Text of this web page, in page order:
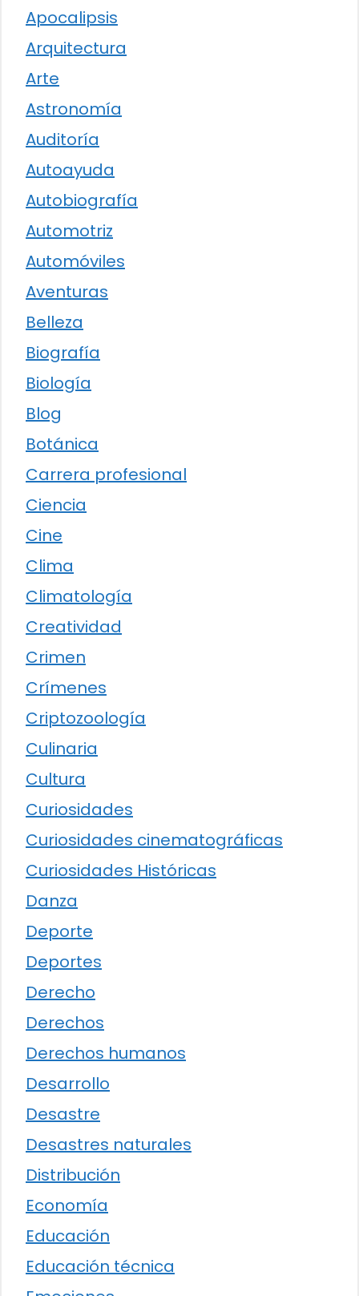
Apocalipsis
Arquitectura
Arte
Astronomía
Auditoría
Autoayuda
Autobiografía
Automotriz
Automóviles
Aventuras
Belleza
Biografía
Biología
Blog
Botánica
Carrera profesional
Ciencia
Cine
Clima
Climatología
Creatividad
Crimen
Crímenes
Criptozoología
Culinaria
Cultura
Curiosidades
Curiosidades cinematográficas
Curiosidades Históricas
Danza
Deporte
Deportes
Derecho
Derechos
Derechos humanos
Desarrollo
Desastre
Desastres naturales
Distribución
Economía
Educación
Educación técnica